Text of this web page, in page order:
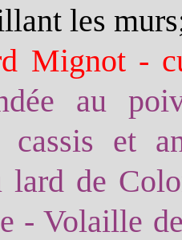
les
Mignot -
au
cassis et
lard de
- Volaille